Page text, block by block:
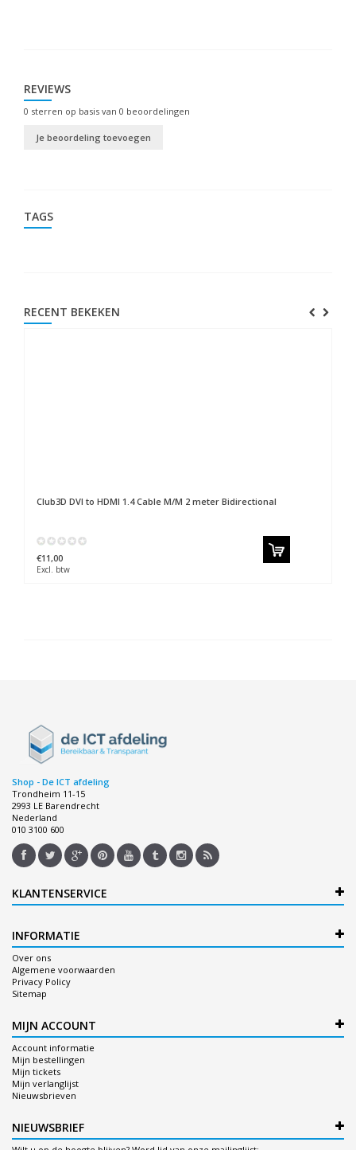
REVIEWS
0 sterren op basis van 0 beoordelingen
Je beoordeling toevoegen
TAGS
RECENT BEKEKEN
Club3D DVI to HDMI 1.4 Cable M/M 2 meter Bidirectional
€11,00
Excl. btw
Shop - De ICT afdeling
Trondheim 11-15
2993 LE Barendrecht
Nederland
010 3100 600
KLANTENSERVICE
INFORMATIE
Over ons
Algemene voorwaarden
Privacy Policy
Sitemap
MIJN ACCOUNT
Account informatie
Mijn bestellingen
Mijn tickets
Mijn verlanglijst
Nieuwsbrieven
NIEUWSBRIEF